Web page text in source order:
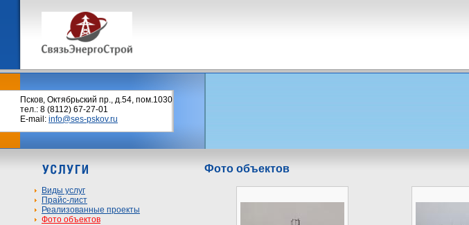
Псков, Октябрьский пр., д.54, пом.1030
тел.: 8 (8112) 67-27-01
E-mail: info@ses-pskov.ru
Виды услуг
Прайс-лист
Реализованные проекты
Фото объектов
Фото объектов